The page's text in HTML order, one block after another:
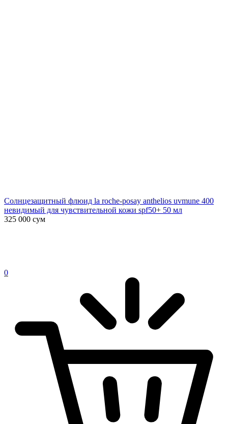
Солнцезащитный флюид la roche-posay anthelios uvmune 400
невидимый для чувствительной кожи spf50+ 50 мл
325 000 сум
0